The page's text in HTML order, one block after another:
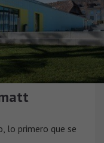
lo primero que se